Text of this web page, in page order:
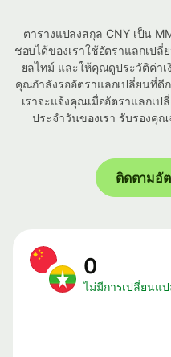
ตารางแปลงสกุล CNY เป็น
ชอบได้ของเราใช้อัตราแลกเป
ยลไทม์ และให้คุณดูประวัติค่า
คุณกำลังรออัตราแลกเปลี่ยนที่ดี
เราจะแจ้งคุณเมื่ออัตราแลกเ
ประจำวันของเรา รับรองคุ
ติดตามอั
0
ไม่มีการเปลี่ยนแป